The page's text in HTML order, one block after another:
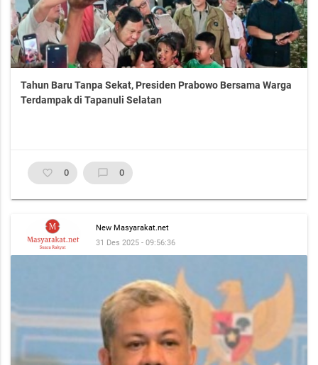
Tahun Baru Tanpa Sekat, Presiden Prabowo Bersama Warga
Terdampak di Tapanuli Selatan
favorite_border 0 chat_bubble_outline 0
New Masyarakat.net
31 Des 2025 - 09:56:36